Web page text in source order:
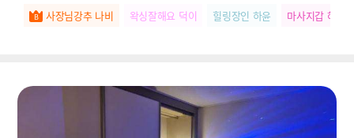
사장님강추 나비 왁싱잘해요 덕이 힐링장인 하윤 마사지갑 혜진